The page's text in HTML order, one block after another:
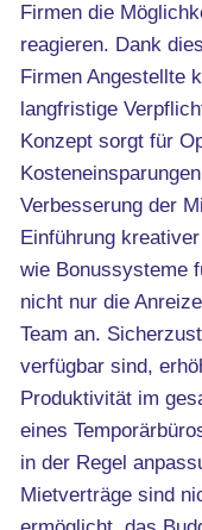
Firmen die
reagieren. Dank
Firmen Angestellte
langfristige
Konzept sorgt für
Verbesserung der
Einführung
wie Bonussysteme
nicht nur die
Team an.
verfügbar sind,
Produktivität im
eines
in der Regel
Mietverträge sind